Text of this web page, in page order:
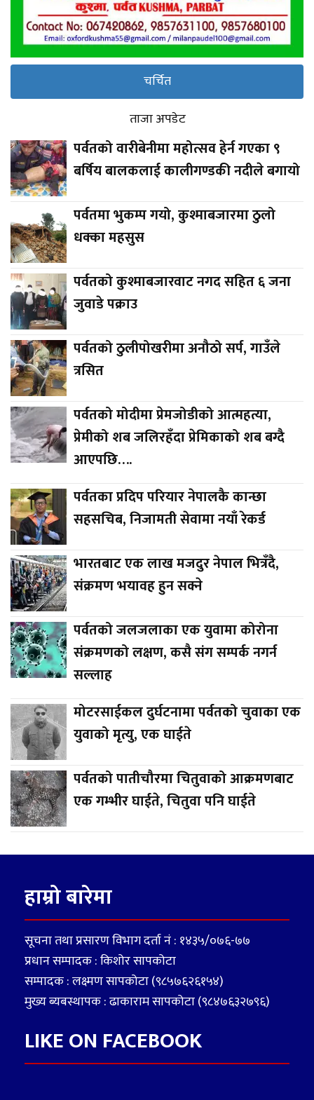
चर्चित
ताजा अपडेट
पर्वतको वारीबेनीमा महोत्सव हेर्न गएका ९
बर्षिय बालकलाई कालीगण्डकी नदीले बगायो
पर्वतमा भुकम्प गयो, कुश्माबजारमा ठुलो
धक्का महसुस
पर्वतको कुश्माबजारवाट नगद सहित ६ जना
जुवाडे पक्राउ
पर्वतको ठुलीपोखरीमा अनौठो सर्प, गाउँले
त्रसित
पर्वतको मोदीमा प्रेमजोडीको आत्महत्या,
प्रेमीको शब जलिरहँदा प्रेमिकाको शब बग्दै
आएपछि….
पर्वतका प्रदिप परियार नेपालकै कान्छा
सहसचिब, निजामती सेवामा नयाँ रेकर्ड
भारतबाट एक लाख मजदुर नेपाल भित्रँदै,
संक्रमण भयावह हुन सक्ने
पर्वतको जलजलाका एक युवामा कोरोना
संक्रमणको लक्षण, कसै संग सम्पर्क नगर्न
सल्लाह
मोटरसाईकल दुर्घटनामा पर्वतको चुवाका एक
युवाको मृत्यु, एक घाईते
पर्वतको पातीचौरमा चितुवाको आक्रमणबाट
एक गम्भीर घाईते, चितुवा पनि घाईते
हाम्रो बारेमा
सूचना तथा प्रसारण विभाग दर्ता नं : १४३५/०७६-७७
प्रधान सम्पादक : किशोर सापकोटा
सम्पादक : लक्ष्मण सापकोटा (९८५७६२६१५४)
मुख्य ब्यबस्थापक : ढाकाराम सापकोटा (९८४७६३२७९६)
LIKE ON FACEBOOK